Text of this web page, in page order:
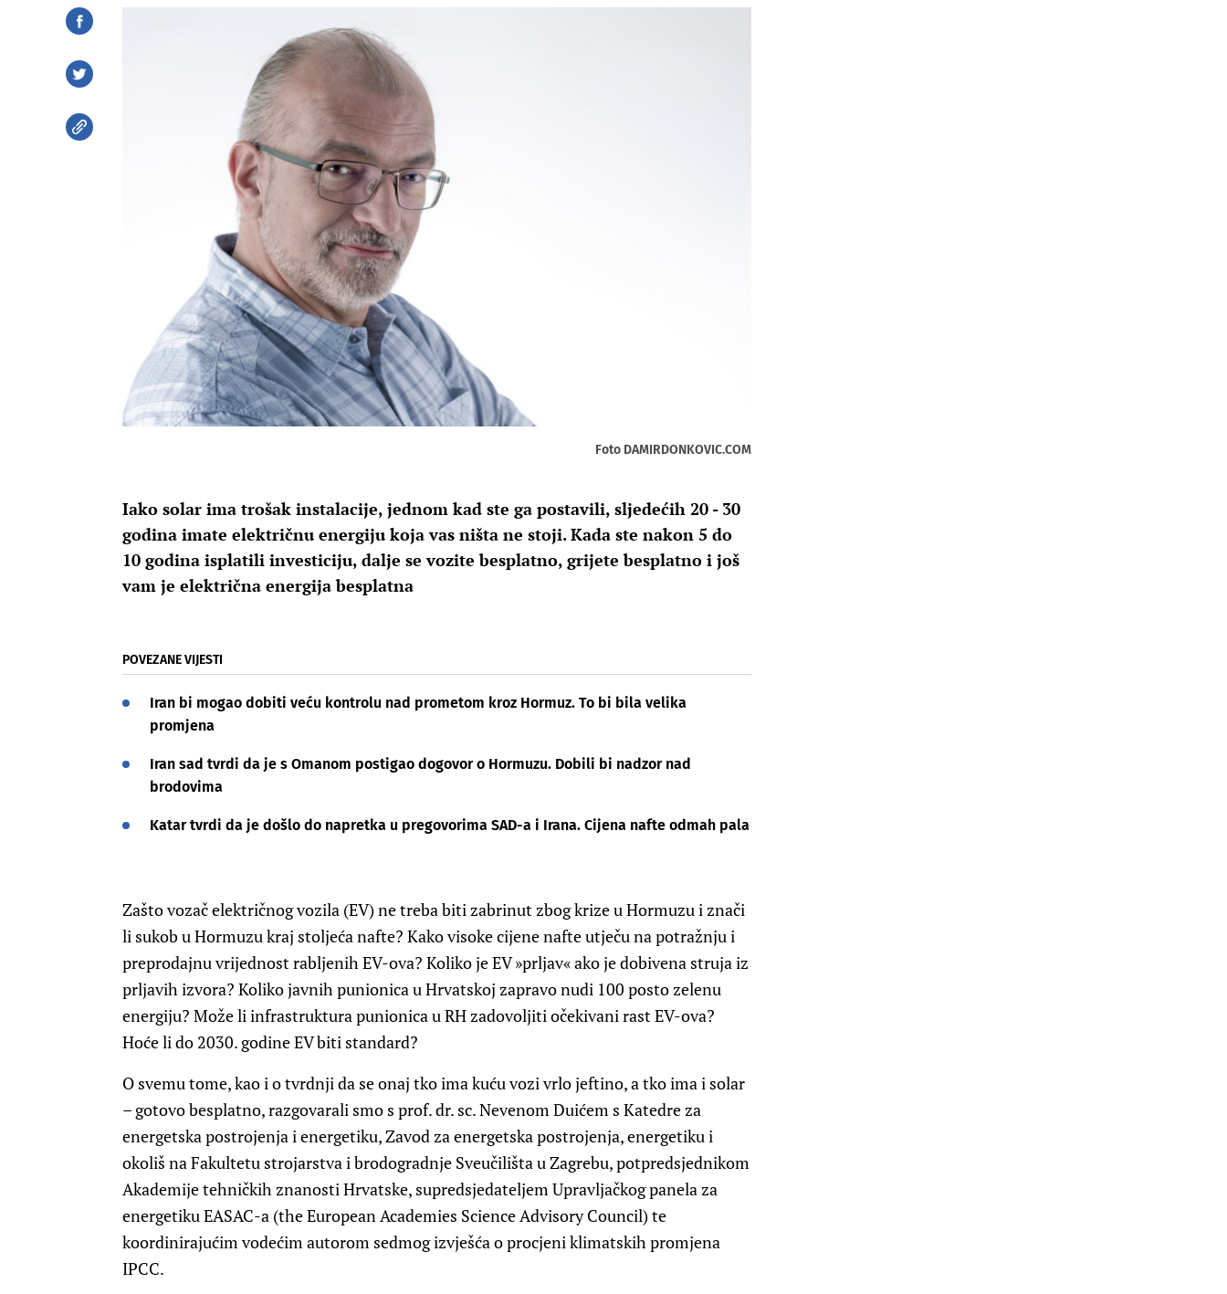
Foto DAMIRDONKOVIC.COM
Iako solar ima trošak instalacije, jednom kad ste ga postavili, sljedećih 20 - 30
godina imate električnu energiju koja vas ništa ne stoji. Kada ste nakon 5 do
10 godina isplatili investiciju, dalje se vozite besplatno, grijete besplatno i još
vam je električna energija besplatna
POVEZANE VIJESTI
Iran bi mogao dobiti veću kontrolu nad prometom kroz Hormuz. To bi bila velika
promjena
Iran sad tvrdi da je s Omanom postigao dogovor o Hormuzu. Dobili bi nadzor nad
brodovima
Katar tvrdi da je došlo do napretka u pregovorima SAD-a i Irana. Cijena nafte odmah pala
Zašto vozač električnog vozila (EV) ne treba biti zabrinut zbog krize u Hormuzu i znači
li sukob u Hormuzu kraj stoljeća nafte? Kako visoke cijene nafte utječu na potražnju i
preprodajnu vrijednost rabljenih EV-ova? Koliko je EV »prljav« ako je dobivena struja iz
prljavih izvora? Koliko javnih punionica u Hrvatskoj zapravo nudi 100 posto zelenu
energiju? Može li infrastruktura punionica u RH zadovoljiti očekivani rast EV-ova?
Hoće li do 2030. godine EV biti standard?
O svemu tome, kao i o tvrdnji da se onaj tko ima kuću vozi vrlo jeftino, a tko ima i solar
– gotovo besplatno, razgovarali smo s prof. dr. sc. Nevenom Duićem s Katedre za
energetska postrojenja i energetiku, Zavod za energetska postrojenja, energetiku i
okoliš na Fakultetu strojarstva i brodogradnje Sveučilišta u Zagrebu, potpredsjednikom
Akademije tehničkih znanosti Hrvatske, supredsjedateljem Upravljačkog panela za
energetiku EASAC-a (the European Academies Science Advisory Council) te
koordinirajućim vodećim autorom sedmog izvješća o procjeni klimatskih promjena
IPCC.